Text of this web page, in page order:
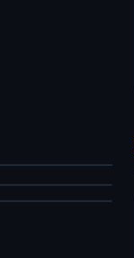
美国
2026-07-03
片
大陆